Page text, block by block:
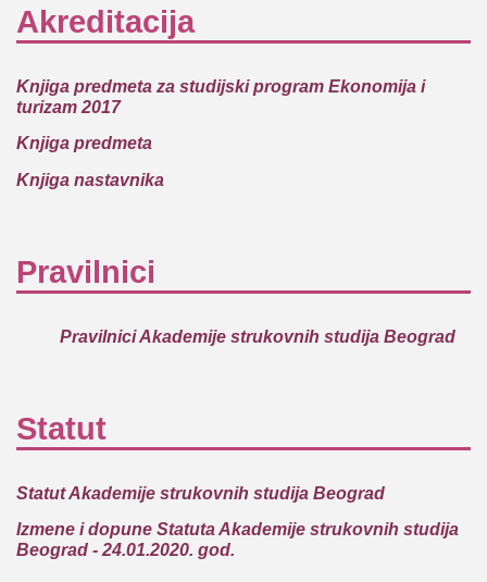
Akreditacija
Knjiga predmeta za studijski program Ekonomija i
turizam 2017
Knjiga predmeta
Knjiga nastavnika
Pravilnici
Pravilnici Akademije strukovnih studija Beograd
Statut
Statut Akademije strukovnih studija Beograd
Izmene i dopune Statuta Akademije strukovnih studija
Beograd - 24.01.2020. god.